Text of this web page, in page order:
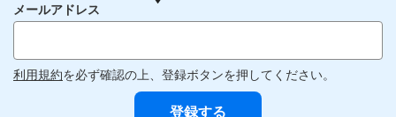
メールアドレス
利用規約を必ず確認の上、登録ボタンを押してください。